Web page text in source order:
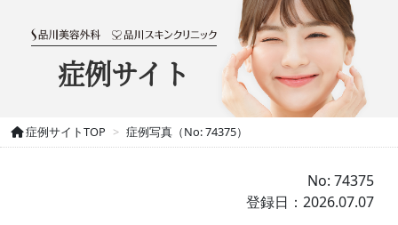
症例サイト
症例サイトTOP 症例写真（No: 74375）
No: 74375
登録日：2026.07.07